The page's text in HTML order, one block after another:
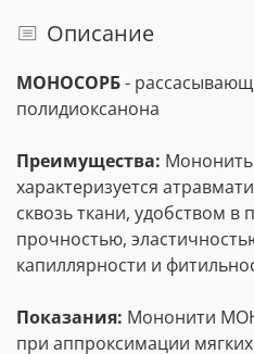
Описание
МОНОСОРБ-
полидиоксанона
Преимущества:
характеризуется
сквозь ткани, удобством
прочностью,
капиллярности и
Показания: Мононити
при аппроксимации мягких